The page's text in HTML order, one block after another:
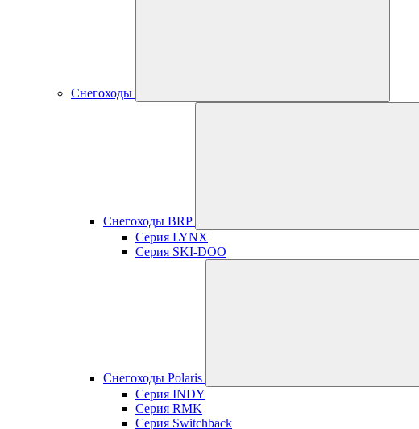
Снегоходы
Снегоходы BRP
Серия LYNX
Серия SKI-DOO
Снегоходы Polaris
Серия INDY
Серия RMK
Серия Switchback